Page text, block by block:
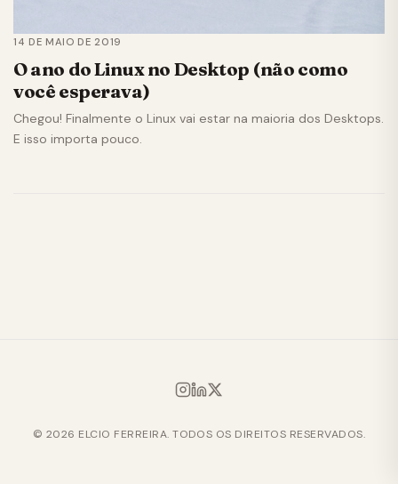
14 DE MAIO DE 2019
O ano do Linux no Desktop (não como
você esperava)
Chegou! Finalmente o Linux vai estar na maioria dos Desktops.
E isso importa pouco.
© 2026 ELCIO FERREIRA. TODOS OS DIREITOS RESERVADOS.